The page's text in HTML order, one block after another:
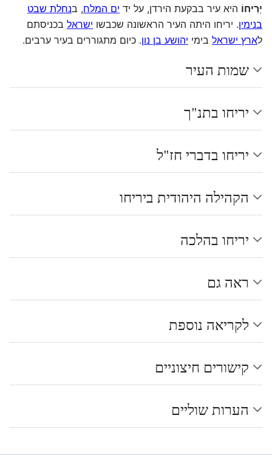
יְרִיחוֹ היא עיר בבקעת הירדן, על יד ים המלח, בנחלת שבט
בנימין. יריחו היתה העיר הראשונה שכבשו ישראל בכניסתם
לארץ ישראל בימי יהושע בן נון. כיום מתגוררים בעיר ערבים.
שמות העיר
יריחו בתנ"ך
יריחו בדברי חז"ל
הקהילה היהודית ביריחו
יריחו בהלכה
ראה גם
לקריאה נוספת
קישורים חיצוניים
הערות שוליים